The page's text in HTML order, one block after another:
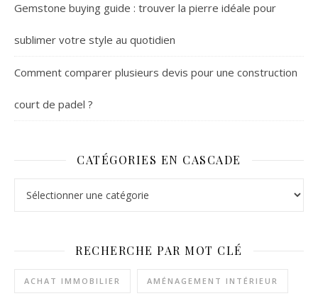
Gemstone buying guide : trouver la pierre idéale pour
sublimer votre style au quotidien
Comment comparer plusieurs devis pour une construction
court de padel ?
CATÉGORIES EN CASCADE
RECHERCHE PAR MOT CLÉ
ACHAT IMMOBILIER AMÉNAGEMENT INTÉRIEUR